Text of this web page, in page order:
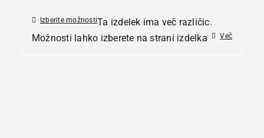
Izberite možnostiTa izdelek ima več različic.
Možnosti lahko izberete na strani izdelka
Več